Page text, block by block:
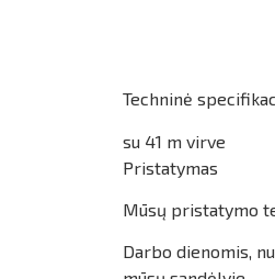
Techninė
su 41 m virve
Pristatymas
Mūsų pristatymo
Darbo dienomis,